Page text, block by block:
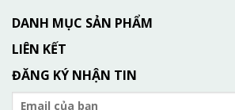
DANH MỤC SẢN PHẨM
LIÊN KẾT
ĐĂNG KÝ NHẬN TIN